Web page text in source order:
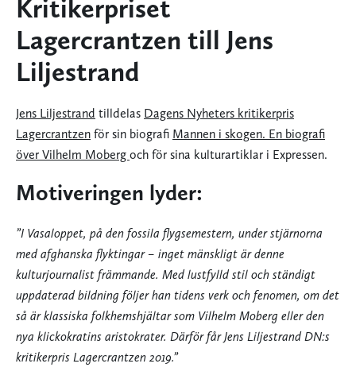
Kritikerpriset
Lagercrantzen till Jens
Liljestrand
Jens Liljestrand tilldelas Dagens Nyheters kritikerpris
Lagercrantzen för sin biografi Mannen i skogen. En biografi
över Vilhelm Moberg och för sina kulturartiklar i Expressen.
Motiveringen lyder:
”I Vasaloppet, på den fossila flygsemestern, under stjärnorna
med afghanska flyktingar – inget mänskligt är denne
kulturjournalist främmande. Med lustfylld stil och ständigt
uppdaterad bildning följer han tidens verk och fenomen, om det
så är klassiska folkhemshjältar som Vilhelm Moberg eller den
nya klickokratins aristokrater. Därför får Jens Liljestrand DN:s
kritikerpris Lagercrantzen 2019.”